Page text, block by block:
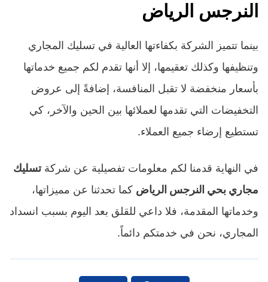
النرجس الرياض
بينما تتميز الشركة بكفاءتها العالية في تسليك المجاري
وتنظيفها وكذلك تعقيمها، إلا أنها تقدم لكم جميع خدماتها
بأسعار منخفضة لا تقبل المنافسة، إضافةً إلى عروض
التخفيضات التي تقدمها لعملائها بين الحين والآخر، كي
تستطيع إرضاء جميع العملاء.
في النهاية قدمنا لكم معلومات تفصيلية عن شركةتسليك
مجاري بحي النرجس الرياض كما تحدثنا عن مميزاتها،
وخدماتها المقدمة، فلا داعي للقلق بعد اليوم بسبب انسداد
المجاري، نحن في خدمتكم دائماً.